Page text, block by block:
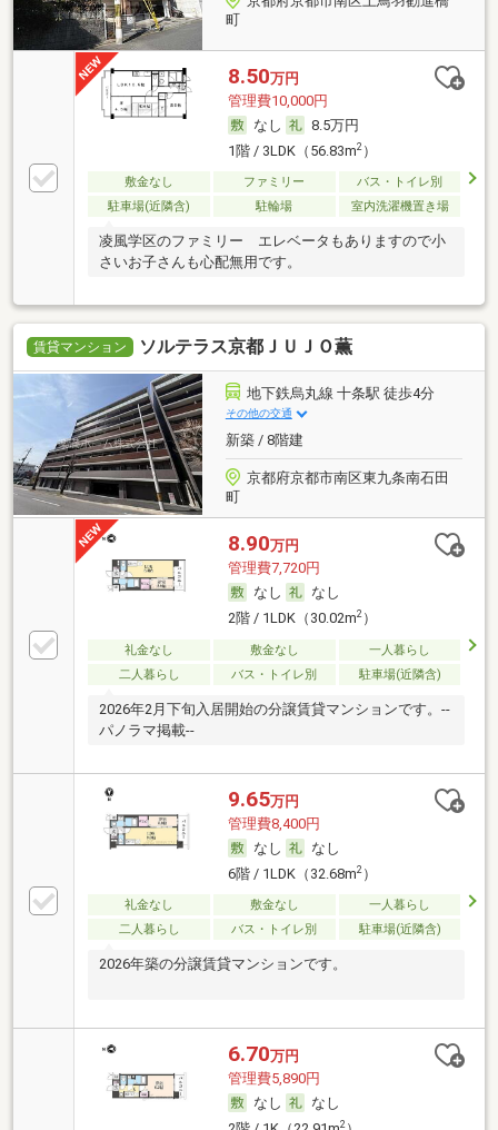
町
8.50万円
管理費10,000円
なし
8.5万円
1階 / 3LDK（56.83m2）
敷金なし ファミリー
バス・トイレ別
駐車場(近隣含)
駐輪場 室内洗濯機置き場
凌風学区のファミリー エレベータもありますので小
さいお子さんも心配無用です。
賃貸マンション ソルテラス京都ＪＵＪＯ薫
地下鉄烏丸線 十条駅 徒歩4分
その他の交通
新築 / 8階建
京都府京都市南区東九条南石田
町
8.90万円
管理費7,720円
なし
なし
2階 / 1LDK（30.02m2）
礼金なし 敷金なし
一人暮らし
二人暮らし
バス・トイレ別 駐車場(近隣含)
2026年2月下旬入居開始の分譲賃貸マンションです。--
パノラマ掲載--
9.65万円
管理費8,400円
なし
なし
6階 / 1LDK（32.68m2）
礼金なし 敷金なし
一人暮らし
二人暮らし
バス・トイレ別 駐車場(近隣含)
2026年築の分譲賃貸マンションです。
6.70万円
管理費5,890円
なし
なし
2